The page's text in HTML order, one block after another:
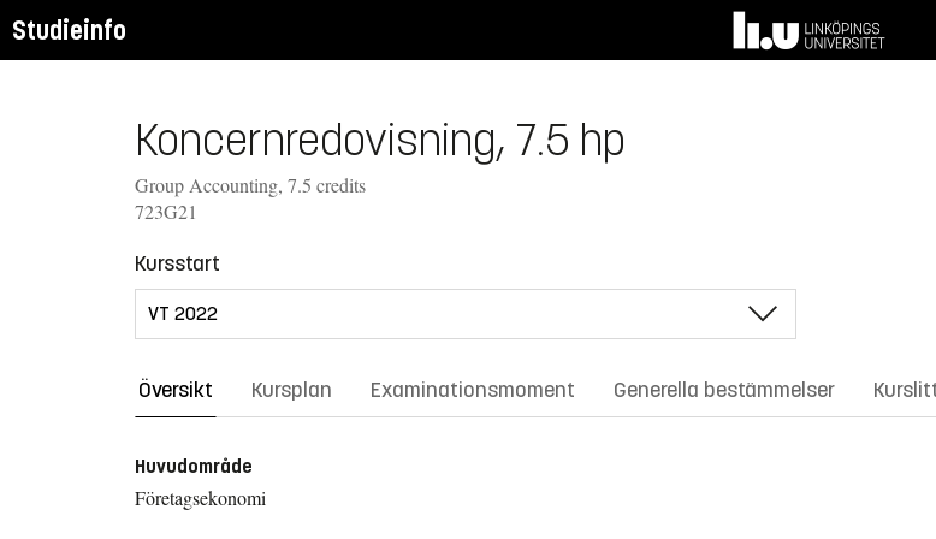
Studieinfo
Koncernredovisning, 7.5 hp
Group Accounting, 7.5 credits
723G21
Kursstart
Översikt Kursplan Examinationsmoment Generella bestämmelser
Huvudområde
Företagsekonomi